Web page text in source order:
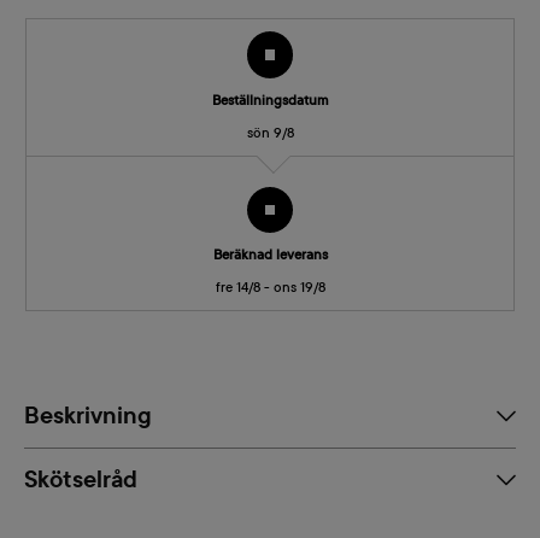
Beställningsdatum
sön 9/8
Beräknad leverans
fre 14/8 - ons 19/8
Beskrivning
Skötselråd